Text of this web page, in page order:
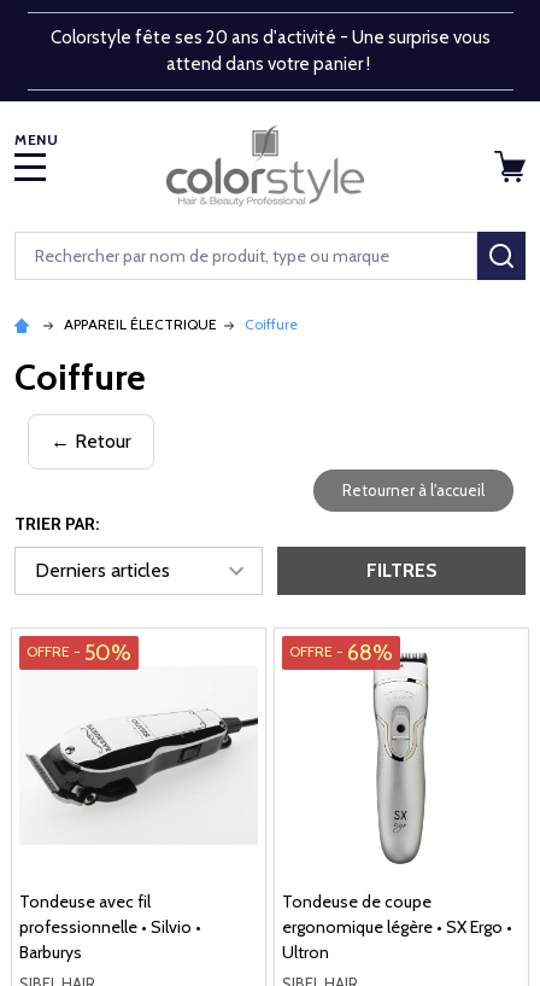
Colorstyle fête ses 20 ans d'activité - Une surprise vous
attend dans votre panier !
Rechercher
APPAREIL ÉLECTRIQUE Coiffure
Coiffure
← Retour
Retourner à l'accueil
TRIER PAR:
FILTRES
OFFRE - 50%
Tondeuse avec fil
professionnelle • Silvio •
Barburys
OFFRE - 68%
Tondeuse de coupe
ergonomique légère • SX Ergo •
Ultron